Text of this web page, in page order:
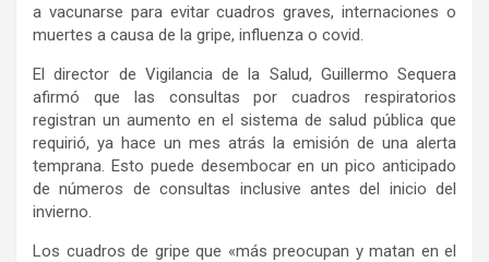
a vacunarse para evitar cuadros graves, internaciones o
muertes a causa de la gripe, influenza o covid.
El director de Vigilancia de la Salud, Guillermo Sequera
afirmó que las consultas por cuadros respiratorios
registran un aumento en el sistema de salud pública que
requirió, ya hace un mes atrás la emisión de una alerta
temprana. Esto puede desembocar en un pico anticipado
de números de consultas inclusive antes del inicio del
invierno.
Los cuadros de gripe que «más preocupan y matan en el